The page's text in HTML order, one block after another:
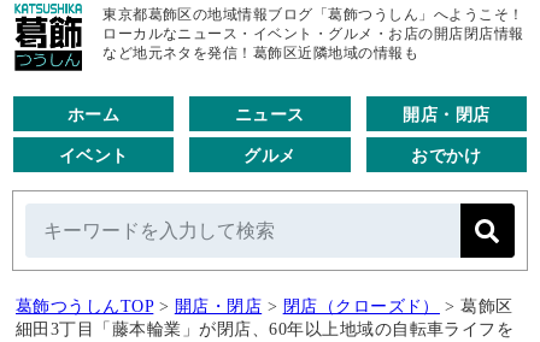
東京都葛飾区の地域情報ブログ「葛飾つうしん」へようこそ！
ローカルなニュース・イベント・グルメ・お店の開店閉店情報
など地元ネタを発信！葛飾区近隣地域の情報も
ホーム ニュース 開店・閉店
イベント グルメ おでかけ
葛飾つうしんTOP > 開店・閉店 > 閉店（クローズド） > 葛飾区
細田3丁目「藤本輪業」が閉店、60年以上地域の自転車ライフを